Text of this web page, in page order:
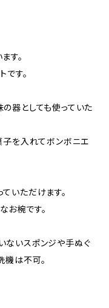
す。
す。
器としても使っていた
子を入れてボンボニエ
いただけます。
椀です。
ないスポンジや手ぬぐ
機は不可。